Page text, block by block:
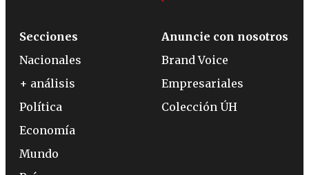
Secciones
Nacionales
+ análisis
Política
Economía
Mundo
Anuncie con nosotros
Brand Voice
Empresariales
Colección ÚH